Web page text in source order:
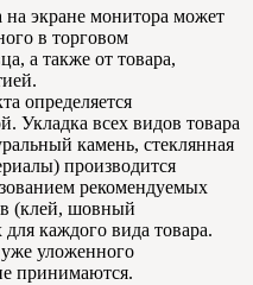
на экране монитора может
в торговом
а также от товара,
определяется
Укладка всех видов товара
камень, стеклянная
производится
рекомендуемых
(клей, шовный
каждого вида товара.
уложенного
принимаются.